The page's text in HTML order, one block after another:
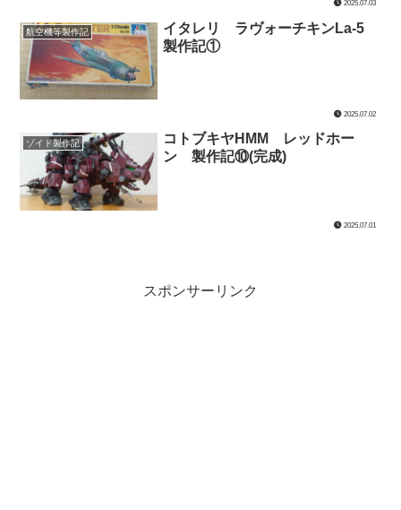
2025.07.03
航空機等製作記
イタレリ ラヴォーチキンLa-5
製作記①
2025.07.02
ゾイド製作記
コトブキヤHMM レッドホー
ン 製作記⑩(完成)
2025.07.01
スポンサーリンク